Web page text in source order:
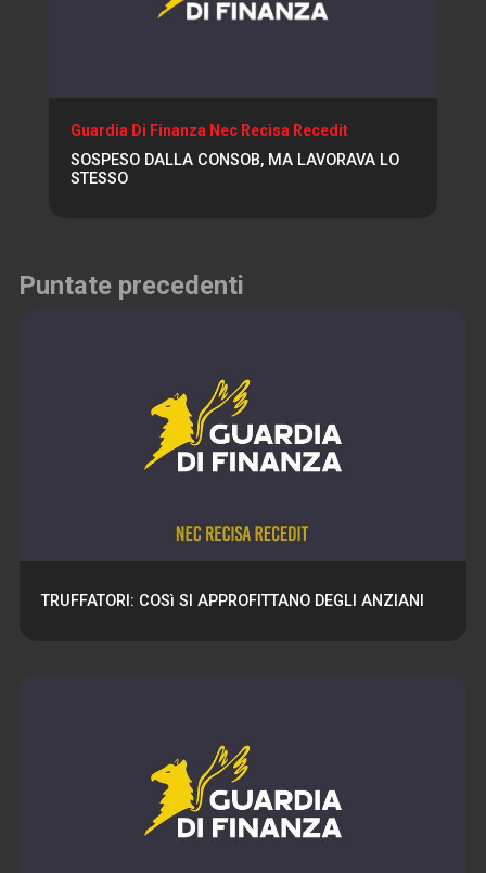
Guardia Di Finanza Nec Recisa Recedit
SOSPESO DALLA CONSOB, MA LAVORAVA LO
STESSO
Puntate precedenti
TRUFFATORI: COSì SI APPROFITTANO DEGLI ANZIANI